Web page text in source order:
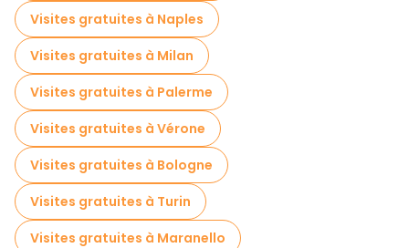
Visites gratuites à Naples
Visites gratuites à Milan
Visites gratuites à Palerme
Visites gratuites à Vérone
Visites gratuites à Bologne
Visites gratuites à Turin
Visites gratuites à Maranello